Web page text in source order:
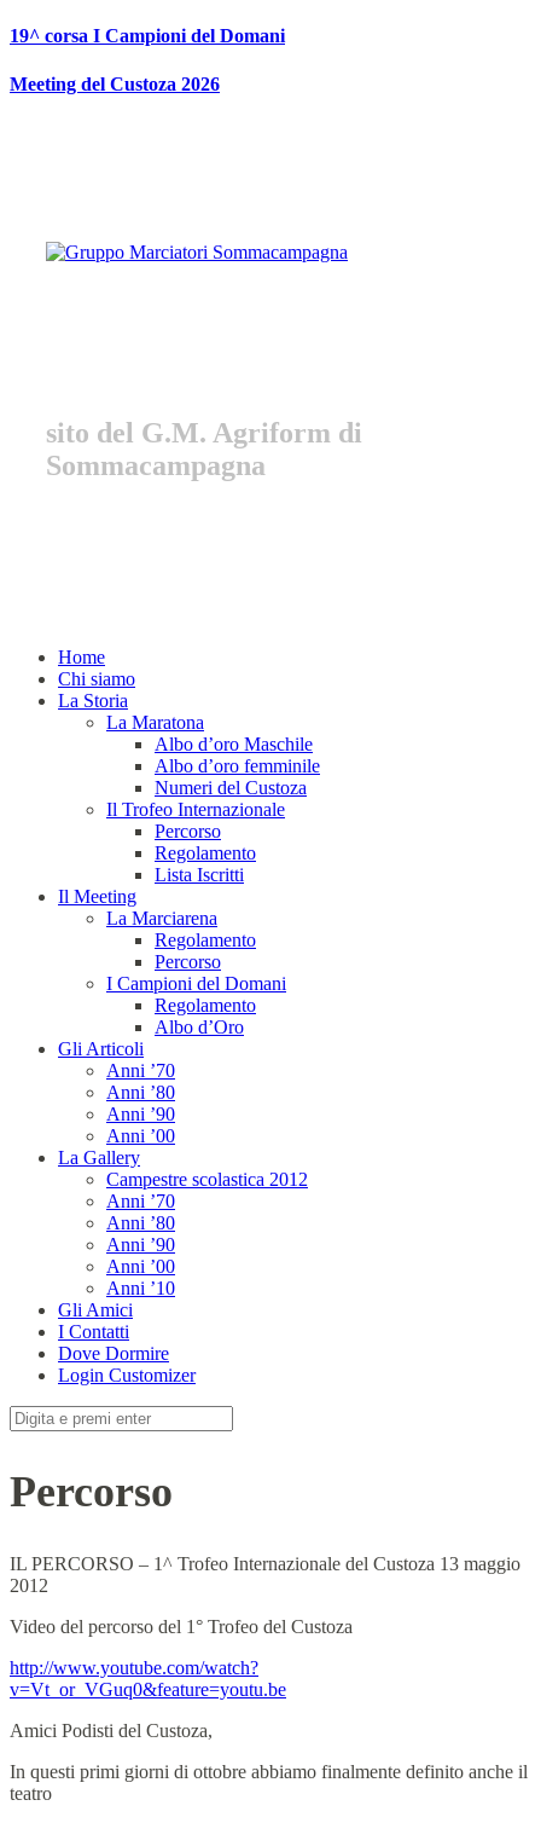
Vai
contenuto
19^ corsa I Campioni del Domani
Meeting del Custoza 2026
sito del G.M. Agriform di
Sommacampagna
Home
Chi siamo
La Storia
La Maratona
Albo d’oro Maschile
Albo d’oro femminile
Numeri del Custoza
Il Trofeo Internazionale
Percorso
Regolamento
Lista Iscritti
Il Meeting
La Marciarena
Regolamento
Percorso
I Campioni del Domani
Regolamento
Albo d’Oro
Gli Articoli
Anni ’70
Anni ’80
Anni ’90
Anni ’00
La Gallery
Campestre scolastica 2012
Anni ’70
Anni ’80
Anni ’90
Anni ’00
Anni ’10
Gli Amici
I Contatti
Dove Dormire
Login Customizer
Cerca:
Percorso
IL PERCORSO – 1^ Trofeo Internazionale del Custoza 13 maggio
2012
Video del percorso del 1° Trofeo del Custoza
http://www.youtube.com/watch?
v=Vt_or_VGuq0&feature=youtu.be
Amici Podisti del Custoza,
In questi primi giorni di ottobre abbiamo finalmente definito anche il
teatro